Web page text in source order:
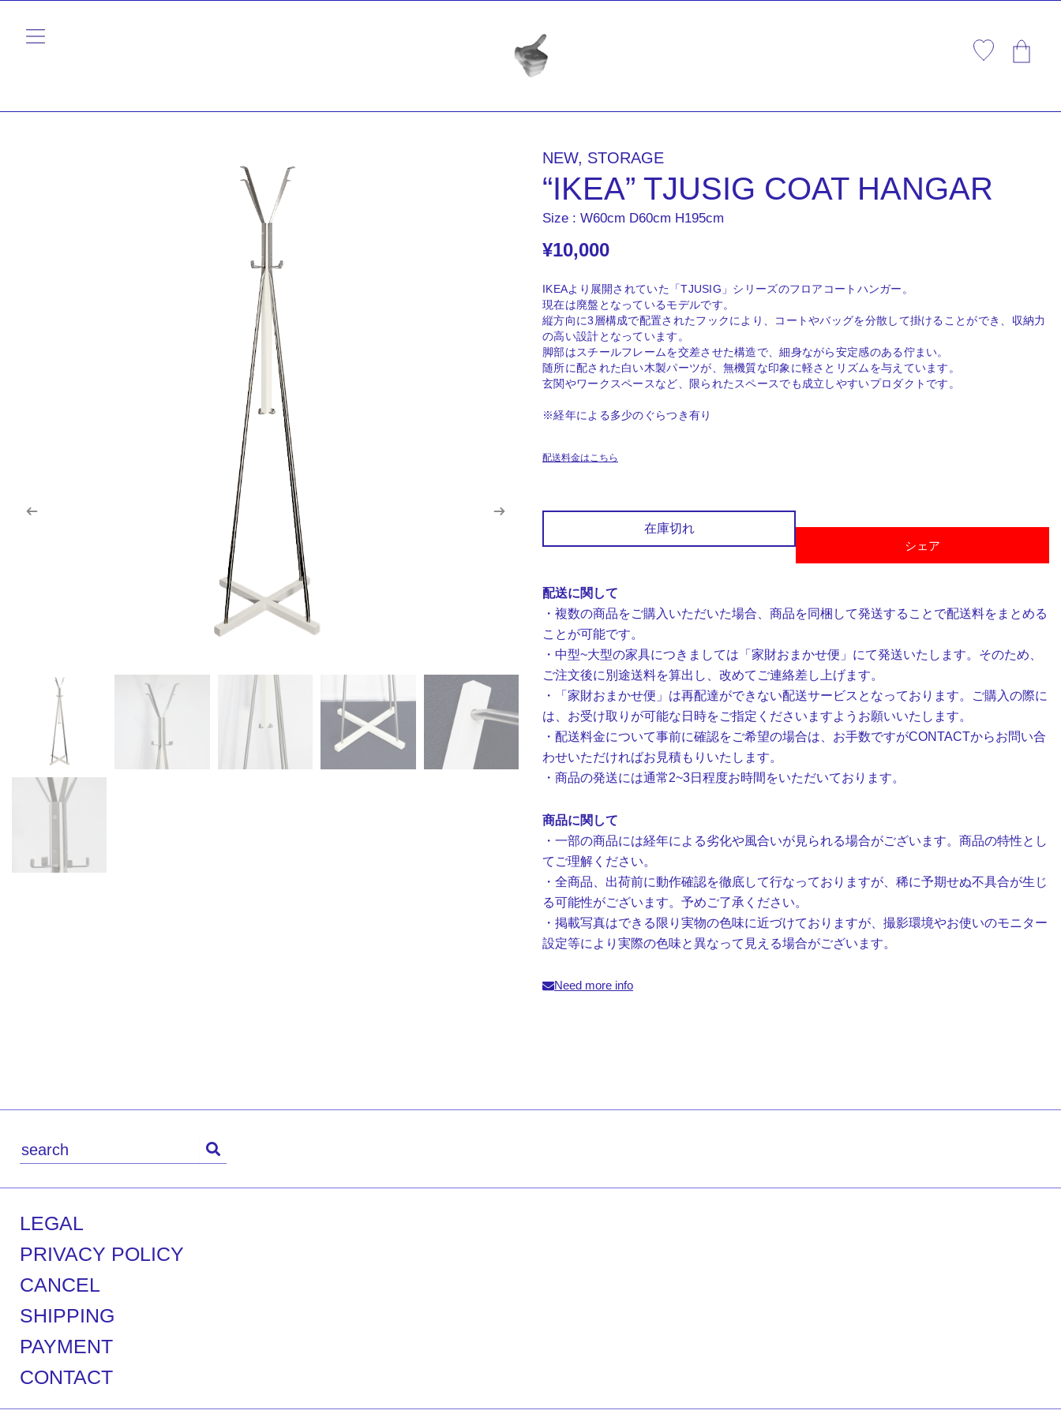
ッ
NEW, STORAGE
“IKEA” TJUSIG COAT HANGAR
Size : W60cm D60cm H195cm
¥10,000
IKEAより展開されていた「TJUSIG」シリーズのフロアコートハンガー。
現在は廃盤となっているモデルです。
縦方向に3層構成で配置されたフックにより、コートやバッグを分散して掛けることができ、収納力
の高い設計となっています。
脚部はスチールフレームを交差させた構造で、細身ながら安定感のある佇まい。
随所に配された白い木製パーツが、無機質な印象に軽さとリズムを与えています。
玄関やワークスペースなど、限られたスペースでも成立しやすいプロダクトです。
※経年による多少のぐらつき有り
配送料金はこちら
シェア
在庫切れ
配送に関して
・複数の商品をご購入いただいた場合、商品を同梱して発送することで配送料をまとめる
ことが可能です。
・中型~大型の家具につきましては「家財おまかせ便」にて発送いたします。そのため、
ご注文後に別途送料を算出し、改めてご連絡差し上げます。
・「家財おまかせ便」は再配達ができない配送サービスとなっております。ご購入の際に
は、お受け取りが可能な日時をご指定くださいますようお願いいたします。
・配送料金について事前に確認をご希望の場合は、お手数ですがCONTACTからお問い合
わせいただければお見積もりいたします。
・商品の発送には通常2~3日程度お時間をいただいております。
商品に関して
・一部の商品には経年による劣化や風合いが見られる場合がございます。商品の特性とし
てご理解ください。
・全商品、出荷前に動作確認を徹底して行なっておりますが、稀に予期せぬ不具合が生じ
る可能性がございます。予めご了承ください。
・掲載写真はできる限り実物の色味に近づけておりますが、撮影環境やお使いのモニター
設定等により実際の色味と異なって見える場合がございます。
Need more info
LEGAL
PRIVACY POLICY
CANCEL
SHIPPING
PAYMENT
CONTACT